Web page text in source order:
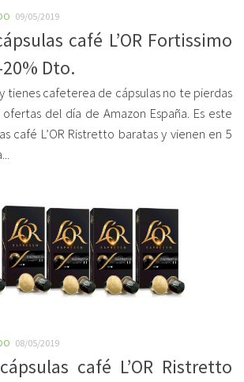
09/05/2019
café L’OR Fortissimo
Dto.
tienes cafeterea de cápsulas no te pierdas
del día de Amazon España. Es este
café L’OR Ristretto baratas y vienen en 5
08/05/2019
café L’OR Ristretto